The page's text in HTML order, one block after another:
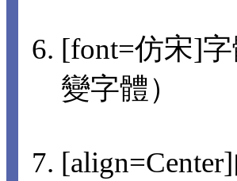
[font=仿宋]
變字體）